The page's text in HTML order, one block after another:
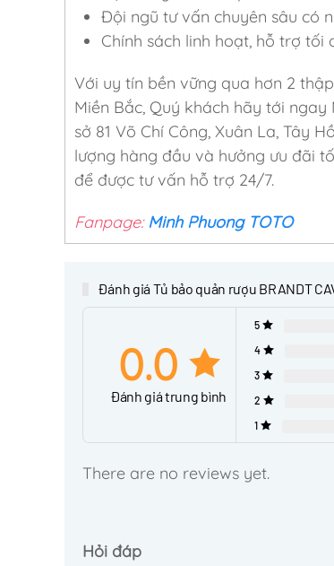
Đội ngũ tư vấn chuyên sâu có
Chính sách linh hoạt, hỗ trợ tối
Với uy tín bền vững qua hơn 2
Miền Bắc, Quý khách hãy tới
sở 81 Võ Chí Công, Xuân La, Tây
lượng hàng đầu và hưởng ưu đãi
để được tư vấn hỗ trợ 24/7.
Fanpage: Minh Phuong TOTO
Đánh giá Tủ bảo quản rượu BRANDT
0.0
Đánh giá trung bình
5
4
3
2
1
There are no reviews yet.
Hỏi đáp